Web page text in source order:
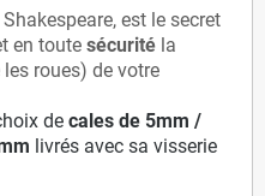
est le secret
en toute sécurité la
roues) de votre
de cales de 5mm /
livrés avec sa visserie